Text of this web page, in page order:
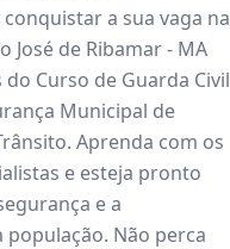
a sua vaga na
José de Ribamar - MA
do Curso de Guarda Civil
Municipal de
Aprenda com os
e esteja pronto
e a
Não perca